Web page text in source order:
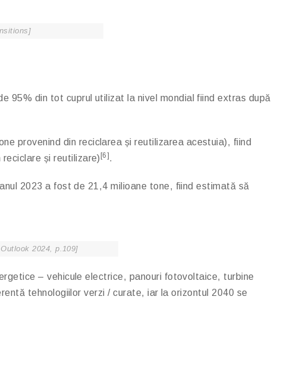
95% din tot cuprul utilizat la nivel mondial fiind extras după
provenind din reciclarea și reutilizarea acestuia), fiind
și reutilizare) [6] .
2023 a fost de 21,4 milioane tone, fiind estimată să
2024, p.109]
– vehicule electrice, panouri fotovoltaice, turbine
tehnologiilor verzi / curate, iar la orizontul 2040 se